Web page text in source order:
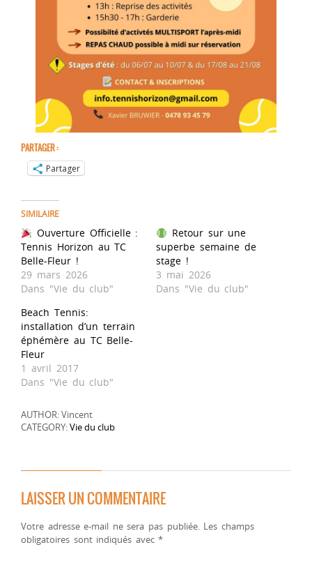
PARTAGER :
Partager
SIMILAIRE
Ouverture Officielle :
Tennis Horizon au TC
Belle-Fleur !
29 mars 2026
Dans "Vie du club"
Retour sur une
superbe semaine de
stage !
3 mai 2026
Dans "Vie du club"
Beach Tennis:
installation d’un terrain
éphémère au TC Belle-
Fleur
1 avril 2017
Dans "Vie du club"
AUTHOR: Vincent
CATEGORY:Vie du club
LAISSER UN COMMENTAIRE
Votre adresse e-mail ne sera pas publiée. Les champs
obligatoires sont indiqués avec*